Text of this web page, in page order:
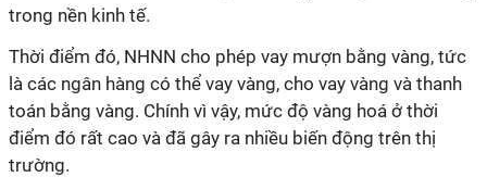
trong nền kinh tế.
Thời điểm đó, NHNN cho phép vay mượn bằng vàng, tức
là các ngân hàng có thể vay vàng, cho vay vàng và thanh
toán bằng vàng. Chính vì vậy, mức độ vàng hoá ở thời
điểm đó rất cao và đã gây ra nhiều biến động trên thị
trường.